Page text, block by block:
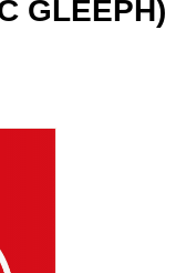
GLEEPH)